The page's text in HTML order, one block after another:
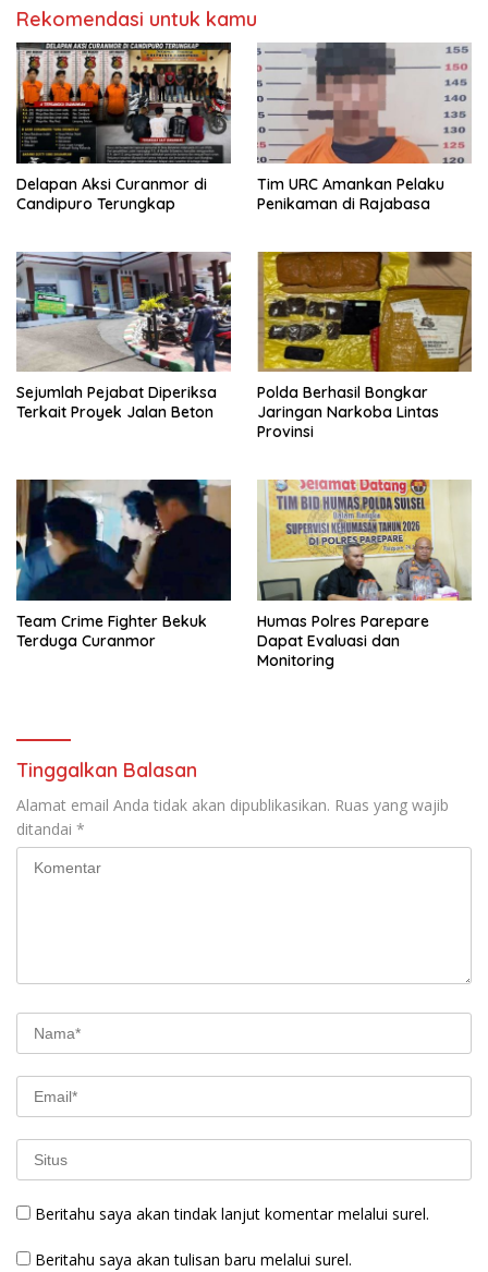
Rekomendasi untuk kamu
Delapan Aksi Curanmor di
Candipuro Terungkap
Tim URC Amankan Pelaku
Penikaman di Rajabasa
Sejumlah Pejabat Diperiksa
Terkait Proyek Jalan Beton
Polda Berhasil Bongkar
Jaringan Narkoba Lintas
Provinsi
Team Crime Fighter Bekuk
Terduga Curanmor
Humas Polres Parepare
Dapat Evaluasi dan
Monitoring
Tinggalkan Balasan
Alamat email Anda tidak akan dipublikasikan. Ruas yang wajib
ditandai *
Beritahu saya akan tindak lanjut komentar melalui surel.
Beritahu saya akan tulisan baru melalui surel.